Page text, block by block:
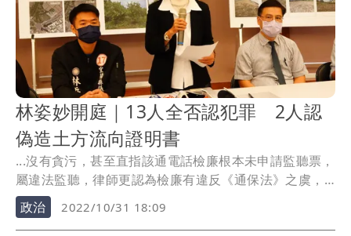
林姿妙開庭｜13人全否認犯罪 2人認
偽造土方流向證明書
...沒有貪污，甚至直指該通電話檢廉根本未申請監聽票，
屬違法監聽，律師更認為檢廉有違反《通保法》之虞，
後續...
政治 2022/10/31 18:09